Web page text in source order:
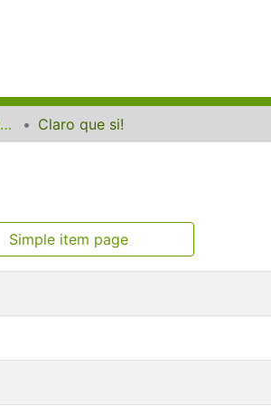
Digitale Bücher für Blinde und Sehbehinderte Claro que si!
Simple item page